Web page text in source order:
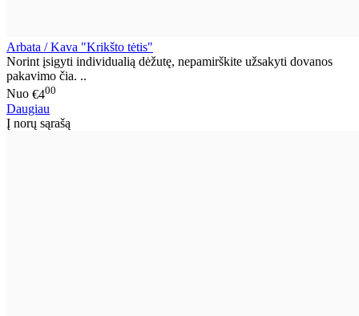
Arbata / Kava "Krikšto tėtis"
Norint įsigyti individualią dėžutę, nepamirškite užsakyti dovanos
pakavimo čia. ..
Nuo €400
Daugiau
Į norų sąrašą